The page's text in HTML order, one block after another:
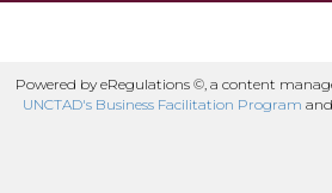
Powered by eRegulations ©, a content
UNCTAD's Business Facilitation Program